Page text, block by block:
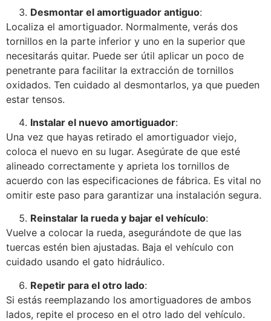
Desmontar el amortiguador antiguo:
Localiza el amortiguador. Normalmente, verás dos
tornillos en la parte inferior y uno en la superior que
necesitarás quitar. Puede ser útil aplicar un poco de
penetrante para facilitar la extracción de tornillos
oxidados. Ten cuidado al desmontarlos, ya que pueden
estar tensos.
Instalar el nuevo amortiguador:
Una vez que hayas retirado el amortiguador viejo,
coloca el nuevo en su lugar. Asegúrate de que esté
alineado correctamente y aprieta los tornillos de
acuerdo con las especificaciones de fábrica. Es vital no
omitir este paso para garantizar una instalación segura.
Reinstalar la rueda y bajar el vehículo:
Vuelve a colocar la rueda, asegurándote de que las
tuercas estén bien ajustadas. Baja el vehículo con
cuidado usando el gato hidráulico.
Repetir para el otro lado:
Si estás reemplazando los amortiguadores de ambos
lados, repite el proceso en el otro lado del vehículo.